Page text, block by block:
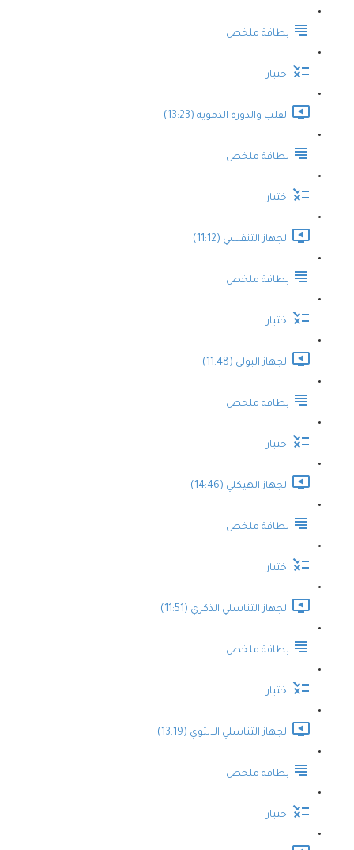
بطاقة ملخص
اختبار
القلب والدورة الدموية (13:23)
بطاقة ملخص
اختبار
الجهاز التنفسي (11:12)
بطاقة ملخص
اختبار
الجهاز البولي (11:48)
بطاقة ملخص
اختبار
الجهاز الهيكلي (14:46)
بطاقة ملخص
اختبار
الجهاز التناسلي الذكري (11:51)
بطاقة ملخص
اختبار
الجهاز التناسلي الانثوي (13:19)
بطاقة ملخص
اختبار